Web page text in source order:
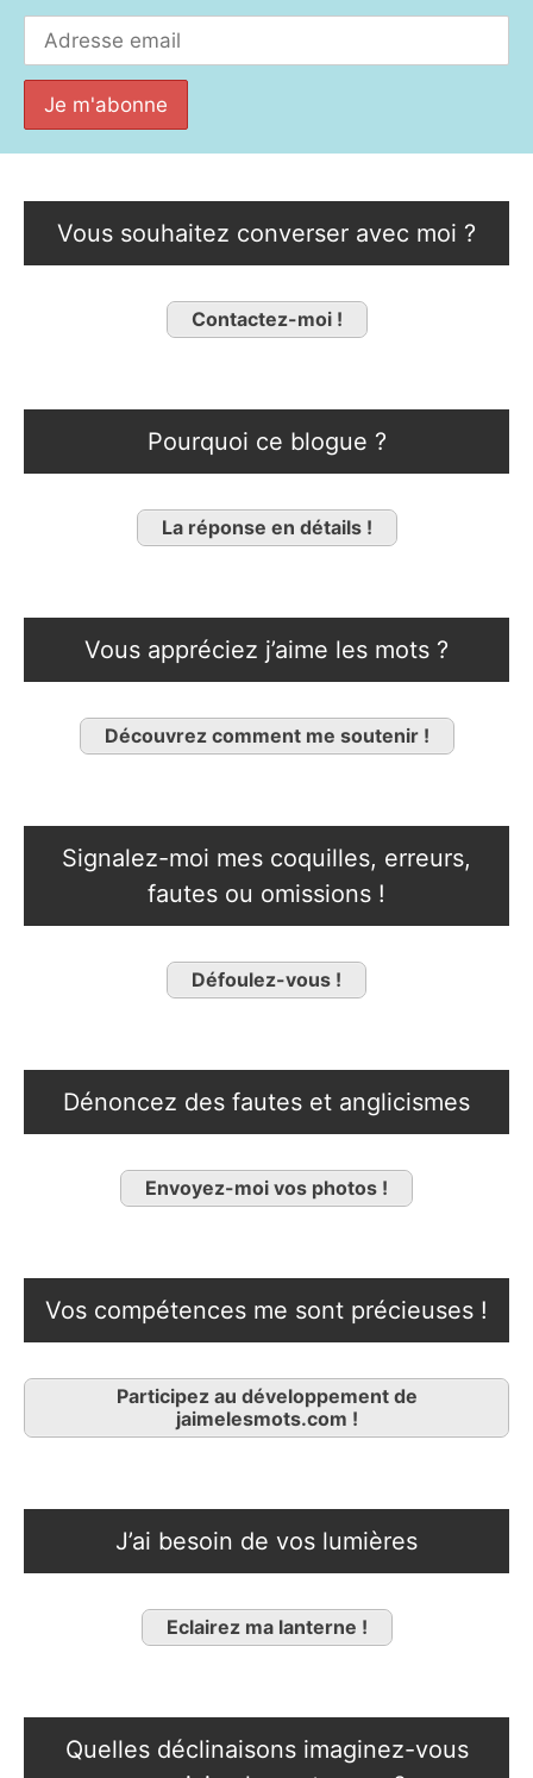
Vous souhaitez converser avec moi ?
Contactez-moi !
Pourquoi ce blogue ?
La réponse en détails !
Vous appréciez j’aime les mots ?
Découvrez comment me soutenir !
Signalez-moi mes coquilles, erreurs,
fautes ou omissions !
Défoulez-vous !
Dénoncez des fautes et anglicismes
Envoyez-moi vos photos !
Vos compétences me sont précieuses !
Participez au développement de
jaimelesmots.com !
J’ai besoin de vos lumières
Eclairez ma lanterne !
Quelles déclinaisons imaginez-vous